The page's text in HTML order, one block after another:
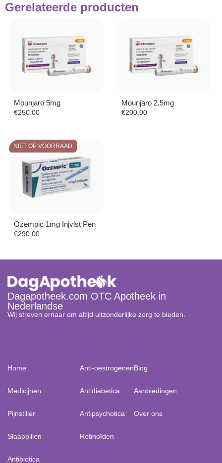
Gerelateerde producten
Mounjaro 5mg
€250.00
Mounjaro 2.5mg
€200.00
NIET OP VOORRAAD
Ozempic 1mg Injvlst Pen
€290.00
Dagapotheek.com OTC Apotheek in
Nederlandse
Wij streven ernaar om altijd uitzonderlijke zorg te bieden.
Home
Medicijnen
Pijnstiller
Slaappillen
Antibiotica
Anti-oestrogenen
Antidiabetica
Antipsychotica
Retinoïden
Blog
Aanbiedingen
Over ons